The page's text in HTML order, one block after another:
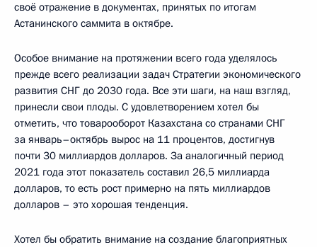
своё отражение в документах, принятых по итогам
Астанинского саммита в октябре.
Особое внимание на протяжении всего года уделялось
прежде всего реализации задач Стратегии экономического
развития СНГ до 2030 года. Все эти шаги, на наш взгляд,
принесли свои плоды. С удовлетворением хотел бы
отметить, что товарооборот Казахстана со странами СНГ
за январь–октябрь вырос на 11 процентов, достигнув
почти 30 миллиардов долларов. За аналогичный период
2021 года этот показатель составил 26,5 миллиарда
долларов, то есть рост примерно на пять миллиардов
долларов – это хорошая тенденция.
Хотел бы обратить внимание на создание благоприятных